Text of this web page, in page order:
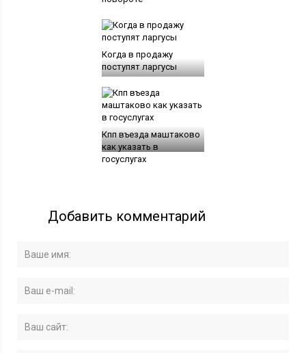
Когда в продажу
поступят ларгусы
Кпп въезда маштаково
как указать в
госуслугах
Добавить комментарий